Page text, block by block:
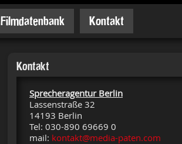
Filmdatenbank Kontakt
Kontakt
Sprecheragentur Berlin
Lassenstraße 32
14193 Berlin
Tel: 030-890 69669 0
mail: kontakt@media-paten.com